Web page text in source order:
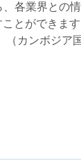
各業界との
とができま
カンボジア